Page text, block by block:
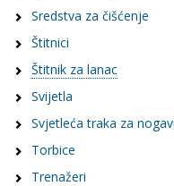
Sredstva za čišćenje
Štitnici
Štitnik za lanac
Svijetla
Svjetleća traka za
Torbice
Trenažeri